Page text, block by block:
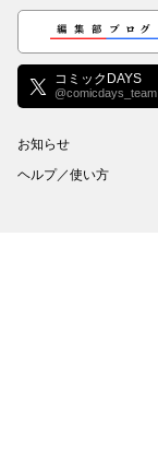
編集部ブログ
コミックDAYS
@comicdays_team
お知らせ
ヘルプ／使い方